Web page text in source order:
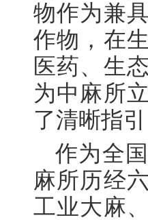
物作为兼
作物，在
医药、生
为中麻所
了清晰指
作为全
麻所历经
工业大麻